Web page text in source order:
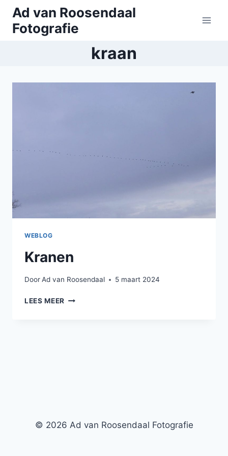
Doorgaan
naar
inhoud
Ad van Roosendaal
Fotografie
kraan
WEBLOG
Kranen
DoorAd van Roosendaal 5 maart 2024
LEES MEER KRANEN
© 2026 Ad van Roosendaal Fotografie